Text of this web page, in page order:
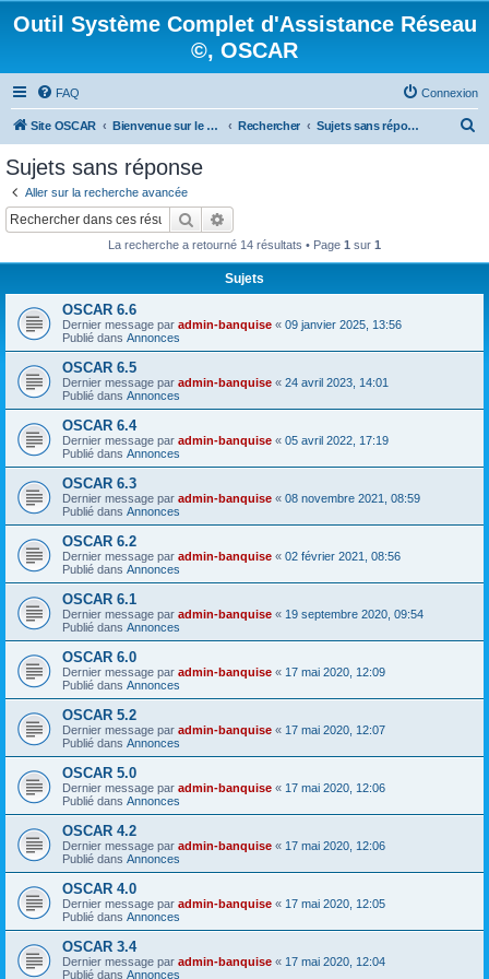
Outil Système Complet d'Assistance Réseau
©, OSCAR
FAQ Connexion
Site OSCAR Bienvenue sur le nouveau forum OSCAR Rechercher Sujets sans réponse
Sujets sans réponse
Aller sur la recherche avancée
Rechercher
La recherche a retourné 14 résultats • Page 1 sur 1
Sujets
OSCAR 6.6
Dernier message par admin-banquise « 09 janvier 2025, 13:56
Publié dans Annonces
OSCAR 6.5
Dernier message par admin-banquise « 24 avril 2023, 14:01
Publié dans Annonces
OSCAR 6.4
Dernier message par admin-banquise « 05 avril 2022, 17:19
Publié dans Annonces
OSCAR 6.3
Dernier message par admin-banquise « 08 novembre 2021, 08:59
Publié dans Annonces
OSCAR 6.2
Dernier message par admin-banquise « 02 février 2021, 08:56
Publié dans Annonces
OSCAR 6.1
Dernier message par admin-banquise « 19 septembre 2020, 09:54
Publié dans Annonces
OSCAR 6.0
Dernier message par admin-banquise « 17 mai 2020, 12:09
Publié dans Annonces
OSCAR 5.2
Dernier message par admin-banquise « 17 mai 2020, 12:07
Publié dans Annonces
OSCAR 5.0
Dernier message par admin-banquise « 17 mai 2020, 12:06
Publié dans Annonces
OSCAR 4.2
Dernier message par admin-banquise « 17 mai 2020, 12:06
Publié dans Annonces
OSCAR 4.0
Dernier message par admin-banquise « 17 mai 2020, 12:05
Publié dans Annonces
OSCAR 3.4
Dernier message par admin-banquise « 17 mai 2020, 12:04
Publié dans Annonces